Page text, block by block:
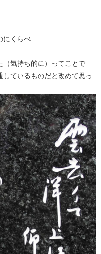
にくらべ
（気持ち的に）ってことで
ているものだと改めて思っ